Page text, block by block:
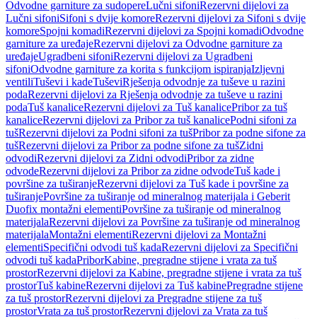
Odvodne garniture za sudopereLučni sifoniRezervni dijelovi za
Lučni sifoniSifoni s dvije komoreRezervni dijelovi za Sifoni s dvije
komoreSpojni komadiRezervni dijelovi za Spojni komadiOdvodne
garniture za uređajeRezervni dijelovi za Odvodne garniture za
uređajeUgradbeni sifoniRezervni dijelovi za Ugradbeni
sifoniOdvodne garniture za korita s funkcijom ispiranjaIzljevni
ventiliTuševi i kadeTuševiRješenja odvodnje za tuševe u razini
podaRezervni dijelovi za Rješenja odvodnje za tuševe u razini
podaTuš kanaliceRezervni dijelovi za Tuš kanalicePribor za tuš
kanaliceRezervni dijelovi za Pribor za tuš kanalicePodni sifoni za
tušRezervni dijelovi za Podni sifoni za tušPribor za podne sifone za
tušRezervni dijelovi za Pribor za podne sifone za tušZidni
odvodiRezervni dijelovi za Zidni odvodiPribor za zidne
odvodeRezervni dijelovi za Pribor za zidne odvodeTuš kade i
površine za tuširanjeRezervni dijelovi za Tuš kade i površine za
tuširanjePovršine za tuširanje od mineralnog materijala i Geberit
Duofix montažni elementiPovršine za tuširanje od mineralnog
materijalaRezervni dijelovi za Površine za tuširanje od mineralnog
materijalaMontažni elementiRezervni dijelovi za Montažni
elementiSpecifični odvodi tuš kadaRezervni dijelovi za Specifični
odvodi tuš kadaPriborKabine, pregradne stijene i vrata za tuš
prostorRezervni dijelovi za Kabine, pregradne stijene i vrata za tuš
prostorTuš kabineRezervni dijelovi za Tuš kabinePregradne stijene
za tuš prostorRezervni dijelovi za Pregradne stijene za tuš
prostorVrata za tuš prostorRezervni dijelovi za Vrata za tuš